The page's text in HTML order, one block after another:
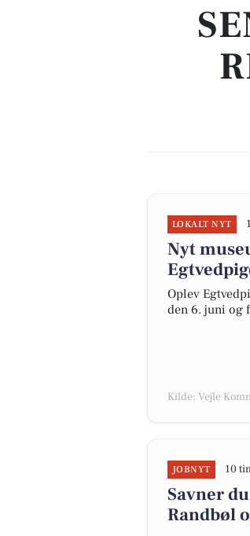
LOKALT NYT
Nyt
Oplev
den 6. juni og
Kilde: Vejle
JOBNYT 10
Savner
Randbøl